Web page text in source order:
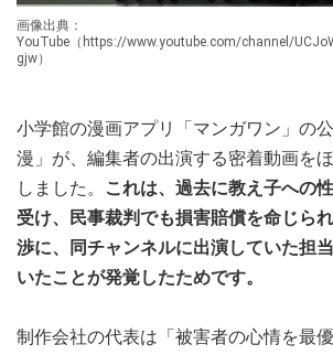
画像出典：
YouTube（https://www.youtube.com/channel/
gjw）
小学館の漫画アプリ「マンガワン」の
漫」が、編集者の出演する密着動画を
しました。
これは、過去に教え子への
受け、民事裁判でも損害賠償を命じら
渉に、同チャンネルに出演していた担
いたことが発覚したためです。
制作会社の代表は「被害者の心情を最